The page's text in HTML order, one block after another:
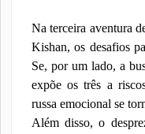
Na terceira aventura
Kishan, os desafios
Se, por um lado, a
expõe os três a
russa emocional se
Além disso, o